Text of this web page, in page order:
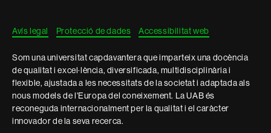
Avís legal Protecció de dades Accessibilitat web
Som una universitat capdavantera que imparteix una docència
de qualitat i excel·lència, diversificada, multidisciplinària i
flexible, ajustada a les necessitats de la societat i adaptada als
nous models de l'Europa del coneixement. La UAB és
reconeguda internacionalment per la qualitat i el caràcter
innovador de la seva recerca.